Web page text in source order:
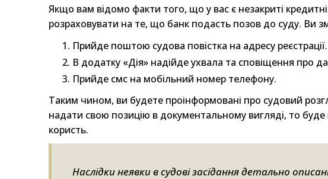
Якщо вам відомо факти того, що у вас є незакриті
розраховувати на те, що банк подасть позов до суду. Ви
Прийде поштою судова повістка на адресу реєстрації.
В додатку «Дія» надійде ухвала та сповіщення про
Прийде смс на мобільний номер телефону.
Таким чином, ви будете проінформовані про судовий
надати свою позицію в документальному вигляді, то
користь.
Наслідки неявки в судові засідання детально